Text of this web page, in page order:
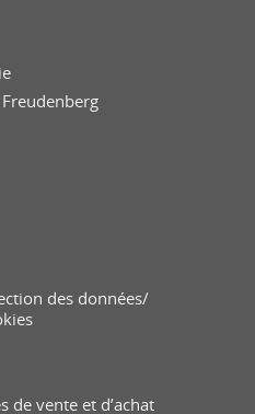
des données/
de vente et d’achat